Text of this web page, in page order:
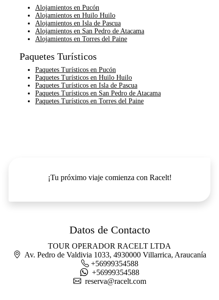
Alojamientos en Pucón
Alojamientos en Huilo Huilo
Alojamientos en Isla de Pascua
Alojamientos en San Pedro de Atacama
Alojamientos en Torres del Paine
Paquetes Turísticos
Paquetes Turísticos en Pucón
Paquetes Turísticos en Huilo Huilo
Paquetes Turísticos en Isla de Pascua
Paquetes Turísticos en San Pedro de Atacama
Paquetes Turísticos en Torres del Paine
¡Tu próximo viaje comienza con Racelt!
Datos de Contacto
TOUR OPERADOR RACELT LTDA
Av. Pedro de Valdivia 1033, 4930000 Villarrica, Araucanía
+56999354588
+56999354588
reserva@racelt.com